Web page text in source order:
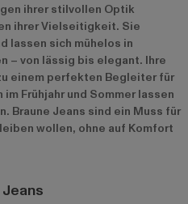
ihrer stilvollen Optik
ihrer Vielseitigkeit. Sie
lassen sich mühelos in
– von lässig bis elegant. Ihre
einem perfekten Begleiter für
Frühjahr und Sommer lassen
Braune Jeans sind ein Muss für
wollen, ohne auf Komfort